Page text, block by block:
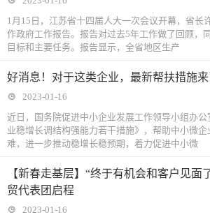
1月15日，江苏省十四届人大一次会议开幕，省长
作政府工作报告。报告对过去5年工作做了回顾，
目标和主要任务。报告显示，全省地区生产
好消息！对于这类企业，最新帮扶措施
2023-01-16
近日，国务院促进中小企业发展工作领导小组办
业稳增长调结构强能力若干措施》，帮助中小微企
难，进一步推动稳增长稳预期，着力促进中小微
【新春走基层】“终于有机会和客户见面
贸代表团启程
2023-01-16